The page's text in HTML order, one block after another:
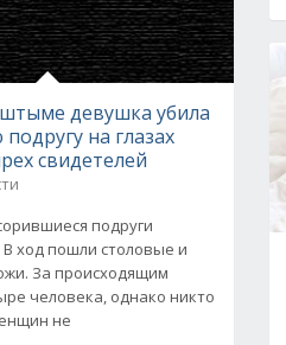
девушка убила
на глазах
свидетелей
подруги
В ход пошли столовые и
За происходящим
человека, однако никто
не